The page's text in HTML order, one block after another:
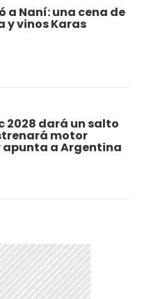
a Naní: una cena de
y vinos Karas
2028 dará un salto
motor
apunta a Argentina